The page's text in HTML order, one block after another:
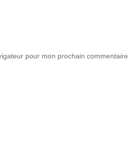
pour mon prochain commentaire.